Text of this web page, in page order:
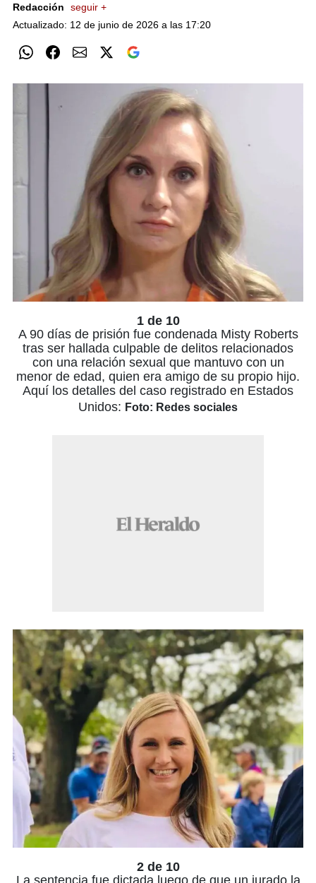
Redacción
seguir +
Actualizado: 12 de junio de 2026 a las 17:20
1 de 10
A 90 días de prisión fue condenada Misty Roberts
tras ser hallada culpable de delitos relacionados
con una relación sexual que mantuvo con un
menor de edad, quien era amigo de su propio hijo.
Aquí los detalles del caso registrado en Estados
Unidos: Foto: Redes sociales
2 de 10
La sentencia fue dictada luego de que un jurado la